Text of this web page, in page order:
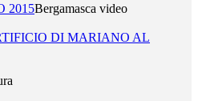
2015Bergamasca video
DI MARIANO AL